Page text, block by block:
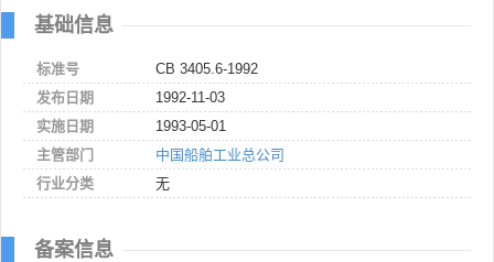
基础信息
标准号
CB 3405.6-1992
发布日期
1992-11-03
实施日期
1993-05-01
主管部门
中国船舶工业总公司
行业分类
无
备案信息